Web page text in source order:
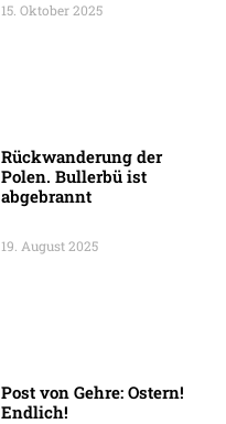
15. Oktober 2025
Rückwanderung der
Polen. Bullerbü ist
abgebrannt
19. August 2025
Post von Gehre: Ostern!
Endlich!